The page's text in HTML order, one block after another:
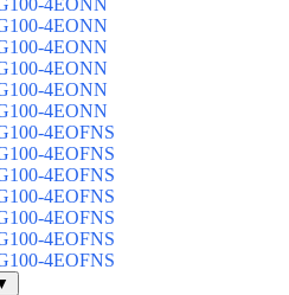
4EONN
4EONN
4EONN
4EONN
4EONN
4EONN
4EOFNS
4EOFNS
4EOFNS
4EOFNS
4EOFNS
4EOFNS
4EOFNS